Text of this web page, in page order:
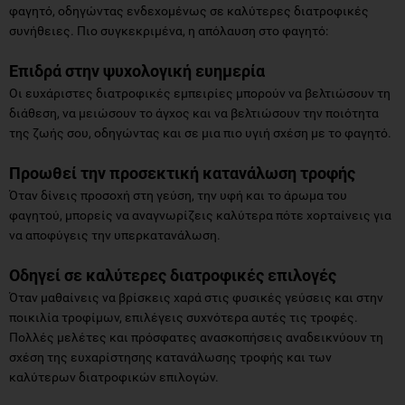
φαγητό, οδηγώντας ενδεχομένως σε καλύτερες διατροφικές
συνήθειες. Πιο συγκεκριμένα, η απόλαυση στο φαγητό:
Επιδρά στην ψυχολογική ευημερία
Οι ευχάριστες διατροφικές εμπειρίες μπορούν να βελτιώσουν τη
διάθεση, να μειώσουν το άγχος και να βελτιώσουν την ποιότητα
της ζωής σου, οδηγώντας και σε μια πιο υγιή σχέση με το φαγητό.
Προωθεί την προσεκτική κατανάλωση τροφής
Όταν δίνεις προσοχή στη γεύση, την υφή και το άρωμα του
φαγητού, μπορείς να αναγνωρίζεις καλύτερα πότε χορταίνεις για
να αποφύγεις την υπερκατανάλωση.
Οδηγεί σε καλύτερες διατροφικές επιλογές
Όταν μαθαίνεις να βρίσκεις χαρά στις φυσικές γεύσεις και στην
ποικιλία τροφίμων, επιλέγεις συχνότερα αυτές τις τροφές.
Πολλές μελέτες και πρόσφατες ανασκοπήσεις αναδεικνύουν τη
σχέση της ευχαρίστησης κατανάλωσης τροφής και των
καλύτερων διατροφικών επιλογών.